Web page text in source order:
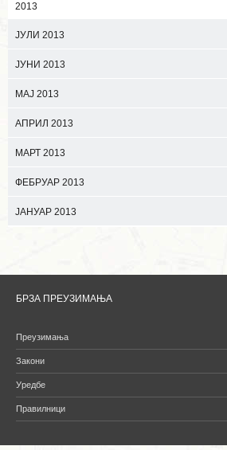
2013
ЈУЛИ 2013
ЈУНИ 2013
МАЈ 2013
АПРИЛ 2013
МАРТ 2013
ФЕБРУАР 2013
ЈАНУАР 2013
БРЗА ПРЕУЗИМАЊА
Преузимања
Закони
Уредбе
Правилници